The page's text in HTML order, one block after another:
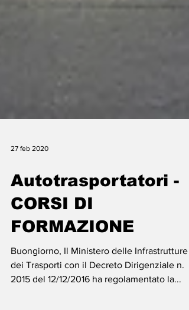
Autotrasportatori -
CORSI DI
FORMAZIONE
Buongiorno, Il Ministero delle Infrastrutture
dei Trasporti con il Decreto Dirigenziale n.